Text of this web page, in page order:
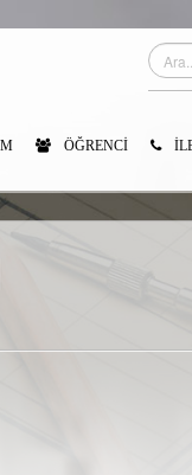
ÖĞRENCI